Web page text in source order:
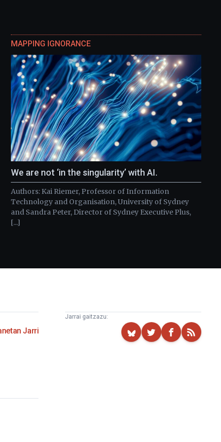
MAPPING IGNORANCE
We are not ‘in the singularity’ with AI.
Authors: Kai Riemer, Professor of Information
Technology and Organisation, University of Sydney
and Sandra Peter, Director of Sydney Executive Plus,
[...]
Jarri
Jarrai gaitzazu: